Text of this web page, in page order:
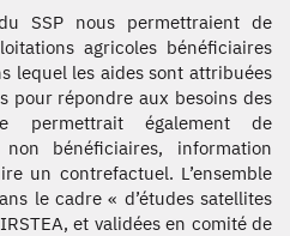
SSP nous permettraient de
agricoles bénéficiaires
lequel les aides sont attribuées
pour répondre aux besoins des
permettrait également de
bénéficiaires, information
un contrefactuel. L’ensemble
le cadre « d’études satellites
et validées en comité de